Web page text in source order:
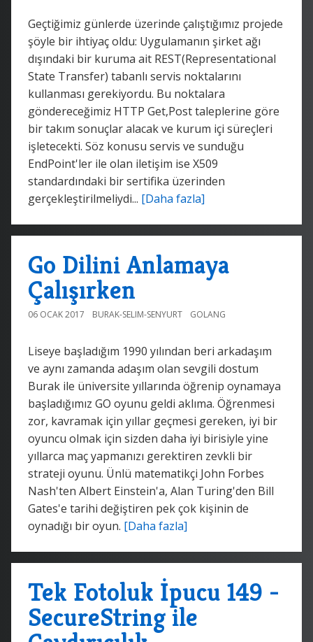
Geçtiğimiz günlerde üzerinde çalıştığımız projede
şöyle bir ihtiyaç oldu: Uygulamanın şirket ağı
dışındaki bir kuruma ait REST(Representational
State Transfer) tabanlı servis noktalarını
kullanması gerekiyordu. Bu noktalara
göndereceğimiz HTTP Get,Post taleplerine göre
bir takım sonuçlar alacak ve kurum içi süreçleri
işletecekti. Söz konusu servis ve sunduğu
EndPoint'ler ile olan iletişim ise X509
standardındaki bir sertifika üzerinden
gerçekleştirilmeliydi... [Daha fazla]
Go Dilini Anlamaya
Çalışırken
06 OCAK 2017 BURAK-SELIM-SENYURT GOLANG
Liseye başladığım 1990 yılından beri arkadaşım
ve aynı zamanda adaşım olan sevgili dostum
Burak ile üniversite yıllarında öğrenip oynamaya
başladığımız GO oyunu geldi aklıma. Öğrenmesi
zor, kavramak için yıllar geçmesi gereken, iyi bir
oyuncu olmak için sizden daha iyi birisiyle yine
yıllarca maç yapmanızı gerektiren zevkli bir
strateji oyunu. Ünlü matematikçi John Forbes
Nash'ten Albert Einstein'a, Alan Turing'den Bill
Gates'e tarihi değiştiren pek çok kişinin de
oynadığı bir oyun. [Daha fazla]
Tek Fotoluk İpucu 149 -
SecureString ile